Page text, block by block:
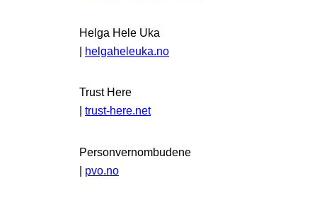
Helga Hele Uka
| helgaheleuka.no
Trust Here
trust-here.net
Personvernombudene
| pvo.no